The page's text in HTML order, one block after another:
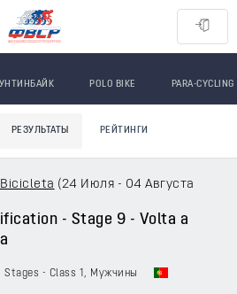
POLO BIKE PARA-CYCLING
РЕЗУЛЬТАТЫ РЕЙТИНГИ
(24 Июля - 04 Августа
- Stage 9 - Volta a
Stages - Class 1 , Мужчины